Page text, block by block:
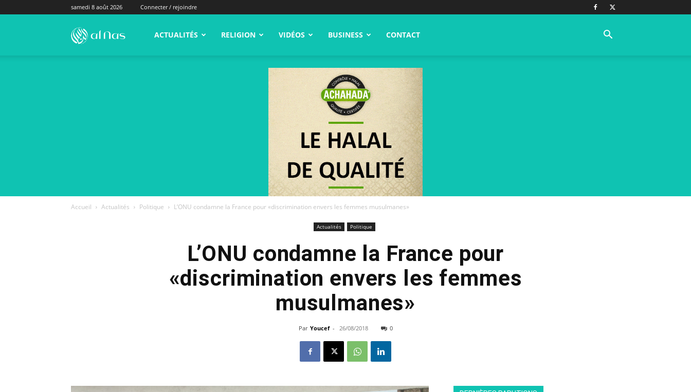
samedi 8 août 2026 Connecter / rejoindre
alNas.fr ACTUALITÉS RELIGION VIDÉOS BUSINESS CONTACT
Accueil Actualités Politique L’ONU condamne la France pour «discrimination envers les femmes musulmanes»
Actualités Politique
L’ONU condamne la France pour
«discrimination envers les femmes
musulmanes»
Par Youcef - 26/08/2018 0